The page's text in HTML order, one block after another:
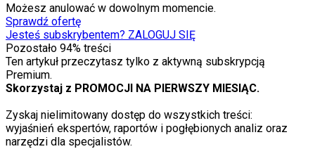
Możesz anulować w dowolnym momencie.
Sprawdź ofertę
Jesteś subskrybentem? ZALOGUJ SIĘ
Pozostało 94% treści
Ten artykuł przeczytasz tylko z aktywną subskrypcją
Premium.
Skorzystaj z PROMOCJI NA PIERWSZY MIESIĄC.
Zyskaj nielimitowany dostęp do wszystkich treści:
wyjaśnień ekspertów, raportów i pogłębionych analiz oraz
narzędzi dla specjalistów.